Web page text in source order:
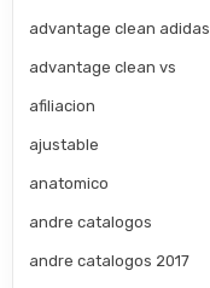
advantage clean adidas
advantage clean vs
afiliacion
ajustable
anatomico
andre catalogos
andre catalogos 2017